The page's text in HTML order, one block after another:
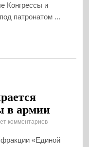
и
патронатом ...
в армии
комментариев
«Единой